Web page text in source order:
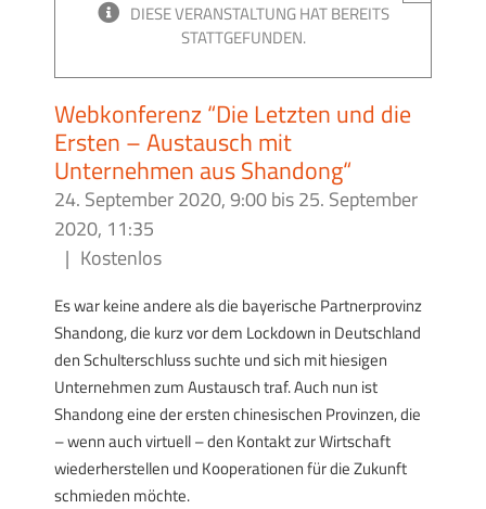
DIESE VERANSTALTUNG HAT BEREITS
STATTGEFUNDEN.
Webkonferenz “Die Letzten und die
Ersten – Austausch mit
Unternehmen aus Shandong“
24. September 2020, 9:00bis25. September
2020, 11:35
| Kostenlos
Es war keine andere als die bayerische Partnerprovinz
Shandong, die kurz vor dem Lockdown in Deutschland
den Schulterschluss suchte und sich mit hiesigen
Unternehmen zum Austausch traf. Auch nun ist
Shandong eine der ersten chinesischen Provinzen, die
– wenn auch virtuell – den Kontakt zur Wirtschaft
wiederherstellen und Kooperationen für die Zukunft
schmieden möchte.